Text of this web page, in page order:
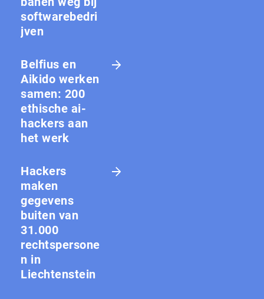
softwarebedri
jven
Belfius en
Aikido werken
samen: 200
ethische ai-
hackers aan
het werk
Hackers
maken
gegevens
buiten van
31.000
rechtspersone
n in
Liechtenstein